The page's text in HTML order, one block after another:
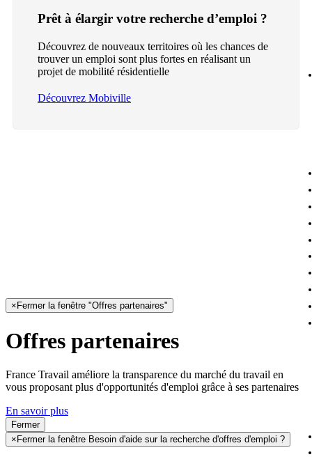
Prêt à élargir votre recherche d’emploi ?
Découvrez de nouveaux territoires où les chances de
trouver un emploi sont plus fortes en réalisant un
projet de mobilité résidentielle
Découvrez Mobiville
× Fermer la fenêtre "Offres partenaires"
Offres partenaires
France Travail améliore la transparence du marché du travail en
vous proposant plus d'opportunités d'emploi grâce à ses partenaires
En savoir plus
Fermer
× Fermer la fenêtre Besoin d'aide sur la recherche d'offres d'emploi ?